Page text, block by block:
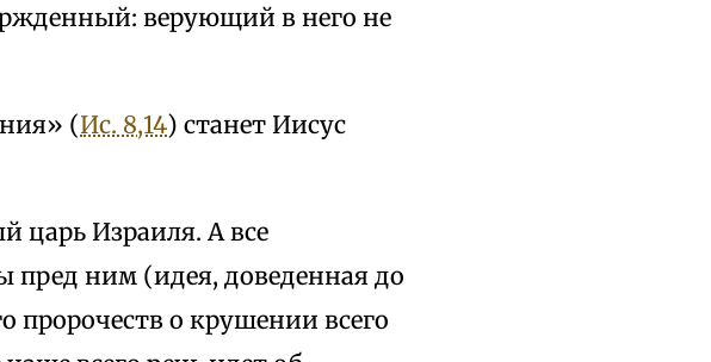
верующий в него не
(Ис. 8,14) станет Иисус
царь Израиля. А все
ним (идея, доведенная до
пророчеств о крушении всего